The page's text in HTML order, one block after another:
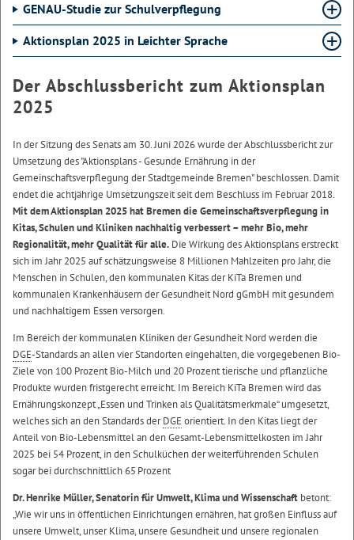
GENAU-Studie zur Schulverpflegung
Aktionsplan 2025 in Leichter Sprache
Der Abschlussbericht zum Aktionsplan
2025
In der Sitzung des Senats am 30. Juni 2026 wurde der Abschlussbericht zur
Umsetzung des "Aktionsplans - Gesunde Ernährung in der
Gemeinschaftsverpflegung der Stadtgemeinde Bremen" beschlossen. Damit
endet die achtjährige Umsetzungszeit seit dem Beschluss im Februar 2018.
Mit dem Aktionsplan 2025 hat Bremen die Gemeinschaftsverpflegung in
Kitas, Schulen und Kliniken nachhaltig verbessert – mehr Bio, mehr
Regionalität, mehr Qualität für alle. Die Wirkung des Aktionsplans erstreckt
sich im Jahr 2025 auf schätzungsweise 8 Millionen Mahlzeiten pro Jahr, die
Menschen in Schulen, den kommunalen Kitas der KiTa Bremen und
kommunalen Krankenhäusern der Gesundheit Nord gGmbH mit gesundem
und nachhaltigem Essen versorgen.
Im Bereich der kommunalen Kliniken der Gesundheit Nord werden die
DGE-Standards an allen vier Standorten eingehalten, die vorgegebenen Bio-
Ziele von 100 Prozent Bio-Milch und 20 Prozent tierische und pflanzliche
Produkte wurden fristgerecht erreicht. Im Bereich KiTa Bremen wird das
Ernährungskonzept „Essen und Trinken als Qualitätsmerkmale“ umgesetzt,
welches sich an den Standards derDGEorientiert. In den Kitas liegt der
Anteil von Bio-Lebensmittel an den Gesamt-Lebensmittelkosten im Jahr
2025 bei 54 Prozent, in den Schulküchen der weiterführenden Schulen
sogar bei durchschnittlich 65 Prozent
Dr. Henrike Müller, Senatorin für Umwelt, Klima und Wissenschaft betont:
„Wie wir uns in öffentlichen Einrichtungen ernähren, hat großen Einfluss auf
unsere Umwelt, unser Klima, unsere Gesundheit und unsere regionalen